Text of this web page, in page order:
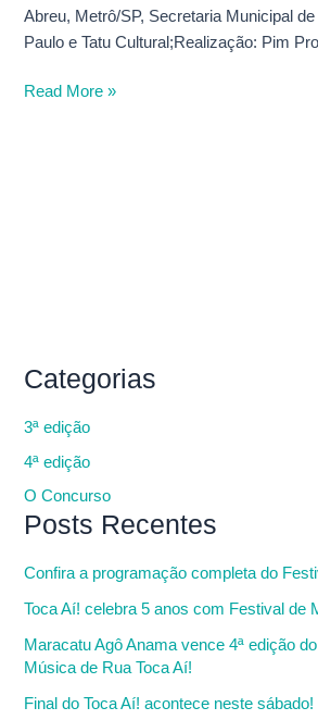
Abreu, Metrô/SP, Secretaria Municipal
Paulo e Tatu Cultural;Realização: Pim
Read More »
Categorias
3ª edição
4ª edição
O Concurso
Posts Recentes
Confira a programação completa do
Toca Aí! celebra 5 anos com Festival de
Maracatu Agô Anama vence 4ª edição
Música de Rua Toca Aí!
Final do Toca Aí! acontece neste